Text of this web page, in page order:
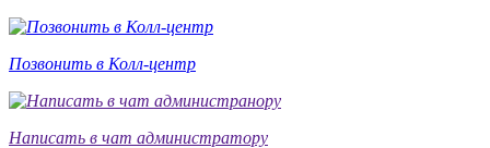
Позвонить в Колл-центр
Написать в чат администратору